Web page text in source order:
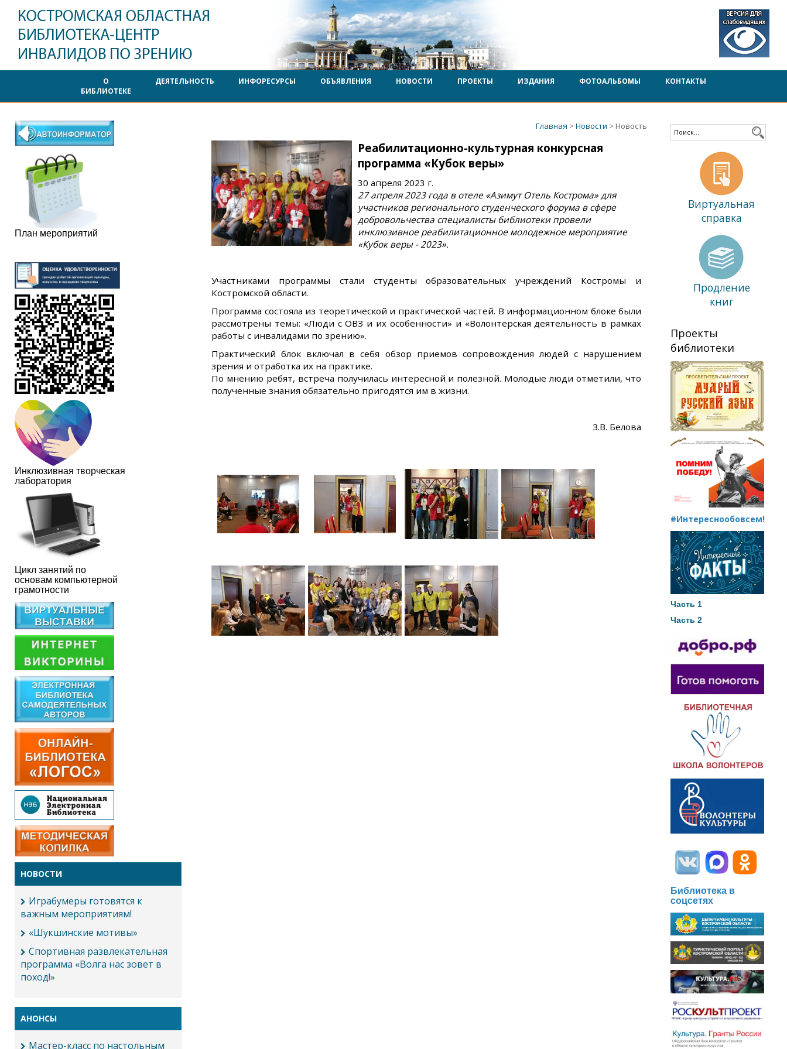
О
БИБЛИОТЕКЕ
ДЕЯТЕЛЬНОСТЬ ИНФОРЕСУРСЫ ОБЪЯВЛЕНИЯ НОВОСТИ ПРОЕКТЫ ИЗДАНИЯ ФОТОАЛЬБОМЫ КОНТАКТЫ
План мероприятий
Инклюзивная творческая
лаборатория
Цикл занятий по
основам компьютерной
грамотности
НОВОСТИ
Играбумеры готовятся к
важным мероприятиям!
«Шукшинские мотивы»
Спортивная развлекательная
программа «Волга нас зовет в
поход!»
АНОНСЫ
Мастер-класс по настольным
Главная >Новости > Новость
Реабилитационно-культурная конкурсная
программа «Кубок веры»
30 апреля 2023 г.
27 апреля 2023 года в отеле «Азимут Отель Кострома» для
участников регионального студенческого форума в сфере
добровольчества специалисты библиотеки провели
инклюзивное реабилитационное молодежное мероприятие
«Кубок веры - 2023».
Участниками программы стали студенты образовательных учреждений Костромы и
Костромской области.
Программа состояла из теоретической и практической частей. В информационном блоке были
рассмотрены темы: «Люди с ОВЗ и их особенности» и «Волонтерская деятельность в рамках
работы с инвалидами по зрению».
Практический блок включал в себя обзор приемов сопровождения людей с нарушением
зрения и отработка их на практике.
По мнению ребят, встреча получилась интересной и полезной. Молодые люди отметили, что
полученные знания обязательно пригодятся им в жизни.
З.В. Белова
Виртуальная
справка
Продление
книг
Проекты
библиотеки
#Интереснообовсем!
Часть 1
Часть 2
Библиотека в
соцсетях